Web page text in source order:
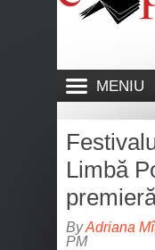
MENIU
Limbă
ByAdriana
PM